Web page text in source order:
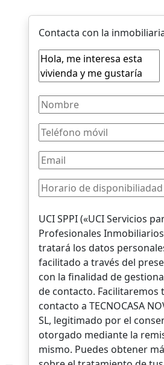
Contacta con la
UCI SPPI («UCI Servicios
Profesionales
tratará los datos
facilitado a través del
con la finalidad de
de contacto. Facilitaremos
contacto a TECNOCASA
SL, legitimado por el
otorgado mediante la
mismo. Puedes obtener